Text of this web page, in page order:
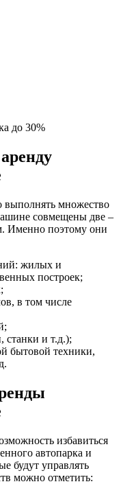
до 30%
множество
совмещены две –
Именно поэтому они
жилых и
построек;
в том числе
станки и т.д.);
бытовой техники,
избавиться
автопарка и
будут управлять
можно отметить: